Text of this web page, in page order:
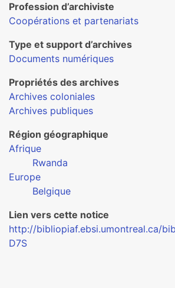
Profession d’archiviste
Coopérations et partenariats
Type et support d’archives
Documents numériques
Propriétés des archives
Archives coloniales
Archives publiques
Région géographique
Afrique
Rwanda
Europe
Belgique
Lien vers cette notice
http://bibliopiaf.ebsi.umontreal.ca/
D7S